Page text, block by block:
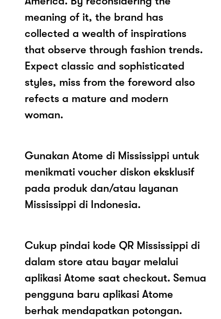
meaning of it, the brand has
collected a wealth of inspirations
that observe through fashion trends.
Expect classic and sophisticated
styles, miss from the foreword also
refects a mature and modern
woman.
Gunakan Atome di Mississippi untuk
menikmati voucher diskon eksklusif
pada produk dan/atau layanan
Mississippi di Indonesia.
Cukup pindai kode QR Mississippi di
dalam store atau bayar melalui
aplikasi Atome saat checkout. Semua
pengguna baru aplikasi Atome
berhak mendapatkan potongan.